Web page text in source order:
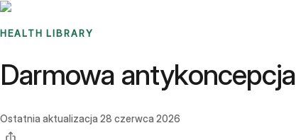
HEALTH LIBRARY
Darmowa
Ostatnia aktualizacja 28 czerwca 2026